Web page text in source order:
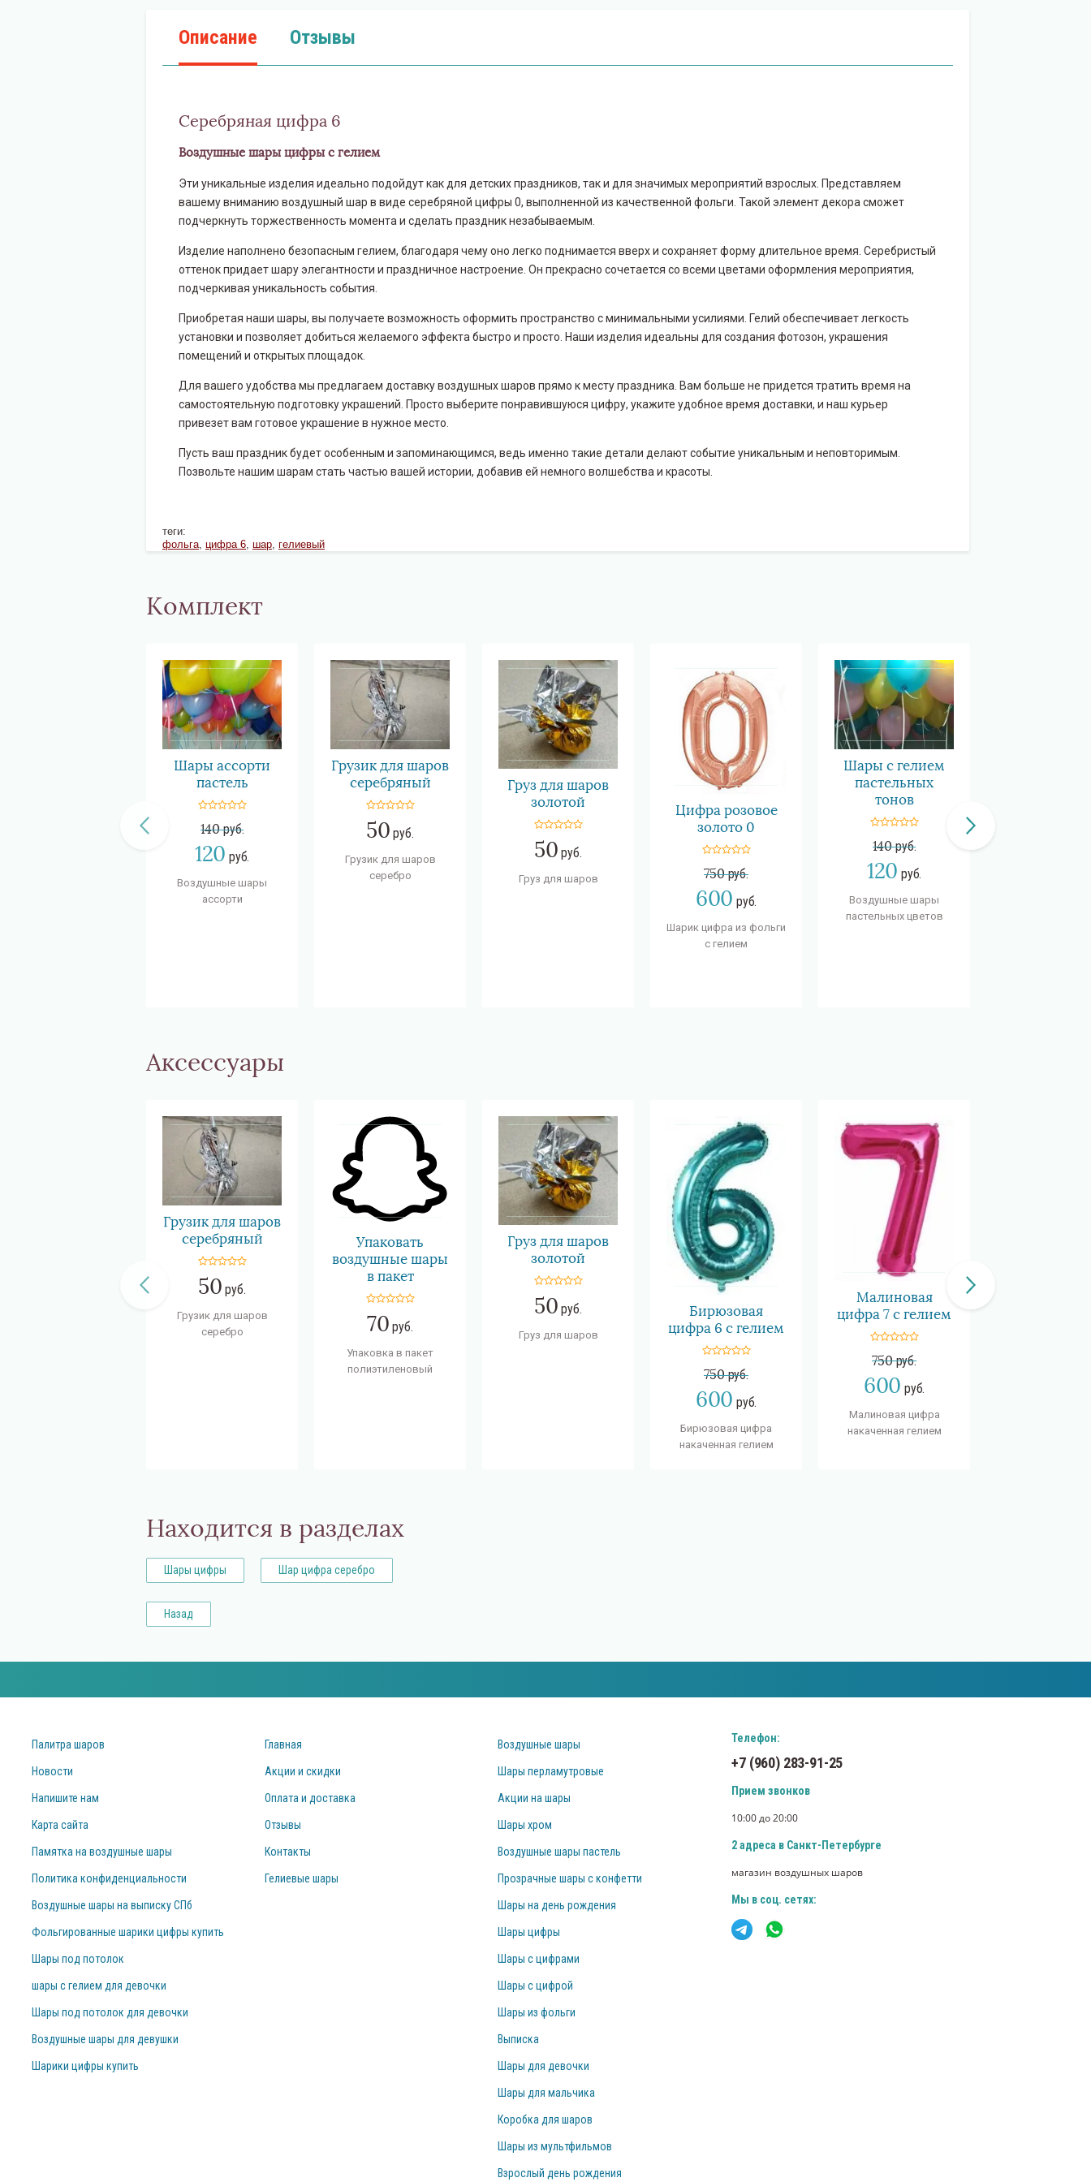
Описание Отзывы
Серебряная цифра 6
Воздушные шары цифры с гелием
Эти уникальные изделия идеально подойдут как для детских праздников, так и для значимых мероприятий взрослых. Представляем
вашему вниманию воздушный шар в виде серебряной цифры 0, выполненной из качественной фольги. Такой элемент декора сможет
подчеркнуть торжественность момента и сделать праздник незабываемым.
Изделие наполнено безопасным гелием, благодаря чему оно легко поднимается вверх и сохраняет форму длительное время. Серебристый
оттенок придает шару элегантности и праздничное настроение. Он прекрасно сочетается со всеми цветами оформления мероприятия,
подчеркивая уникальность события.
Приобретая наши шары, вы получаете возможность оформить пространство с минимальными усилиями. Гелий обеспечивает легкость
установки и позволяет добиться желаемого эффекта быстро и просто. Наши изделия идеальны для создания фотозон, украшения
помещений и открытых площадок.
Для вашего удобства мы предлагаем доставку воздушных шаров прямо к месту праздника. Вам больше не придется тратить время на
самостоятельную подготовку украшений. Просто выберите понравившуюся цифру, укажите удобное время доставки, и наш курьер
привезет вам готовое украшение в нужное место.
Пусть ваш праздник будет особенным и запоминающимся, ведь именно такие детали делают событие уникальным и неповторимым.
Позвольте нашим шарам стать частью вашей истории, добавив ей немного волшебства и красоты.
теги:
фольга, цифра 6, шар, гелиевый
Комплект
Шары ассорти
пастель
120 руб.
140руб.
Воздушные шары
ассорти
Грузик для шаров
серебряный
50 руб.
Грузик для шаров
серебро
Груз для шаров
золотой
50 руб.
Груз для шаров
Цифра розовое
золото 0
600 руб.
750руб.
Шарик цифра из фольги
с гелием
Шары с гелием
пастельных
тонов
120 руб.
140руб.
Воздушные шары
пастельных цветов
Аксессуары
Грузик для шаров
серебряный
50 руб.
Грузик для шаров
серебро
Упаковать
воздушные шары
в пакет
70 руб.
Упаковка в пакет
полиэтиленовый
Груз для шаров
золотой
50 руб.
Груз для шаров
Бирюзовая
цифра 6 с гелием
600 руб.
750руб.
Бирюзовая цифра
накаченная гелием
Малиновая
цифра 7 с гелием
600 руб.
750руб.
Малиновая цифра
накаченная гелием
Находится в разделах
Шары цифры Шар цифра серебро
Назад
Палитра шаров
Новости
Напишите нам
Карта сайта
Памятка на воздушные шары
Политика конфиденциальности
Воздушные шары на выписку СПб
Фольгированные шарики цифры купить
Шары под потолок
шары с гелием для девочки
Шары под потолок для девочки
Воздушные шары для девушки
Шарики цифры купить
Главная
Акции и скидки
Оплата и доставка
Отзывы
Контакты
Гелиевые шары
Воздушные шары
Шары перламутровые
Акции на шары
Шары хром
Воздушные шары пастель
Прозрачные шары с конфетти
Шары на день рождения
Шары цифры
Шары с цифрами
Шары с цифрой
Шары из фольги
Выписка
Шары для девочки
Шары для мальчика
Коробка для шаров
Шары из мультфильмов
Взрослый день рождения
Телефон:
+7 (960) 283-91-25
Прием звонков
10:00 до 20:00
2 адреса в Санкт-Петербурге
магазин воздушных шаров
Мы в соц. сетях: